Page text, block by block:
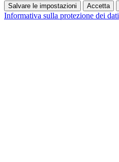
Salvare le impostazioni Accetta
Informativa sulla protezione dei dati